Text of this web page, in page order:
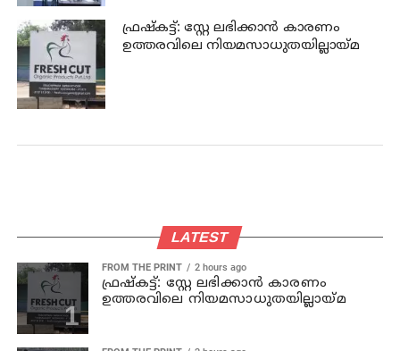
ഫ്രഷ്‌കട്ട്: സ്റ്റേ ലഭിക്കാന്‍ കാരണം
ഉത്തരവിലെ നിയമസാധുതയില്ലായ്മ
LATEST
FROM THE PRINT 2 hours ago
ഫ്രഷ്‌കട്ട്: സ്റ്റേ ലഭിക്കാന്‍ കാരണം
ഉത്തരവിലെ നിയമസാധുതയില്ലായ്മ